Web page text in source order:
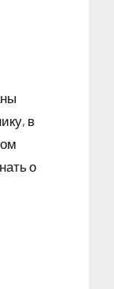
в
о